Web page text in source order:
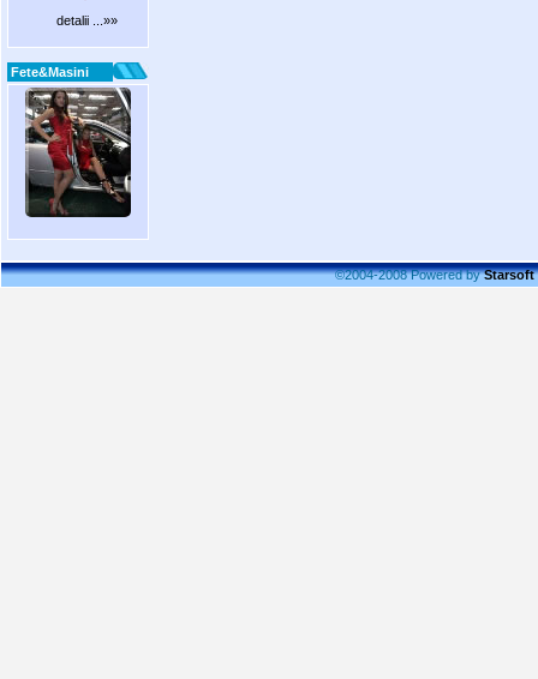
detalii ...»»
Fete&Masini
©2004-2008 Powered byStarsoft